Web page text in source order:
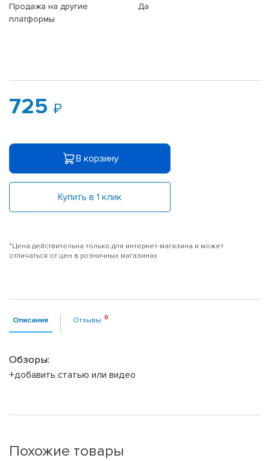
Продажа на другие
платформы
Да
725
В корзину
Купить в 1 клик
*Цена действительна только для интернет-магазина и может
отличаться от цен в розничных магазинах
Описание Отзывы
Обзоры:
+добавить статью или видео
Похожие товары